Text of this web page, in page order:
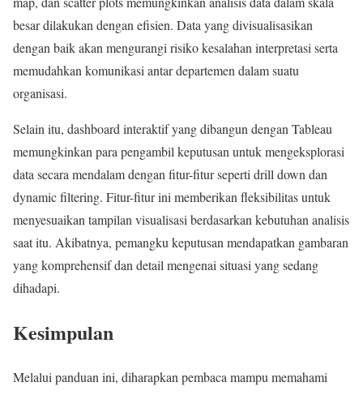
besar dilakukan dengan efisien. Data yang divisualisasikan
dengan baik akan mengurangi risiko kesalahan interpretasi serta
memudahkan komunikasi antar departemen dalam suatu
organisasi.
Selain itu, dashboard interaktif yang dibangun dengan Tableau
memungkinkan para pengambil keputusan untuk mengeksplorasi
data secara mendalam dengan fitur-fitur seperti drill down dan
dynamic filtering. Fitur-fitur ini memberikan fleksibilitas untuk
menyesuaikan tampilan visualisasi berdasarkan kebutuhan analisis
saat itu. Akibatnya, pemangku keputusan mendapatkan gambaran
yang komprehensif dan detail mengenai situasi yang sedang
dihadapi.
Kesimpulan
Melalui panduan ini, diharapkan pembaca mampu memahami